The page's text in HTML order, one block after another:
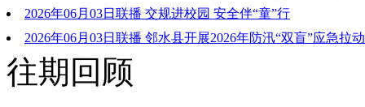
2026年06月03日联播 交规进校园 安全伴“童”行
2026年06月03日联播 邻水县开展2026年防汛“双盲”应急拉
往期回顾